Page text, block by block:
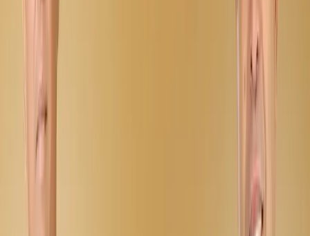
Yahyobek
Mo'minov - Ishq
fasli nomli
konsert dasturi